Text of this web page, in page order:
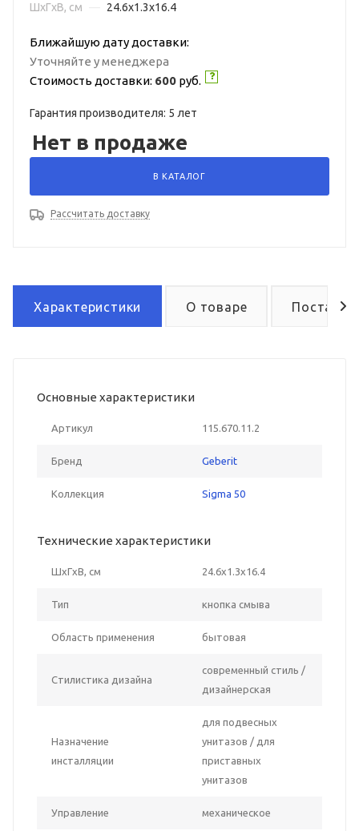
ШxГxВ, см
24.6x1.3x16.4
Ближайшую дату доставки:
Уточняйте у менеджера
Стоимость доставки: 600 руб.
Гарантия производителя: 5 лет
Нет в продаже
В КАТАЛОГ
Рассчитать доставку
Характеристики О товаре Поставка
Основные характеристики
Артикул 115.670.11.2
Бренд Geberit
Коллекция Sigma 50
Технические характеристики
ШxГxВ, см 24.6x1.3x16.4
Тип кнопка смыва
Область применения бытовая
Стилистика дизайна
современный стиль /
дизайнерская
Назначение
инсталляции
для подвесных
унитазов / для
приставных
унитазов
Управление механическое